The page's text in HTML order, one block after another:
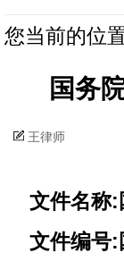
您当前的位
国务
王律师
文件名称:
文件编号: